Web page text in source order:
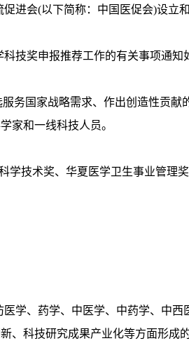
进会(以下简称：中国医促会)设立
技奖申报推荐工作的有关事项通知
务国家战略需求、作出创造性贡献
家和一线科技人员。
学技术奖、华夏医学卫生事业管理
学、药学、中医学、中药学、中西
、科技研究成果产业化等方面形成